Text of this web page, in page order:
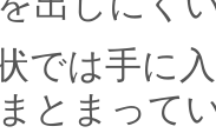
では手に
とまって